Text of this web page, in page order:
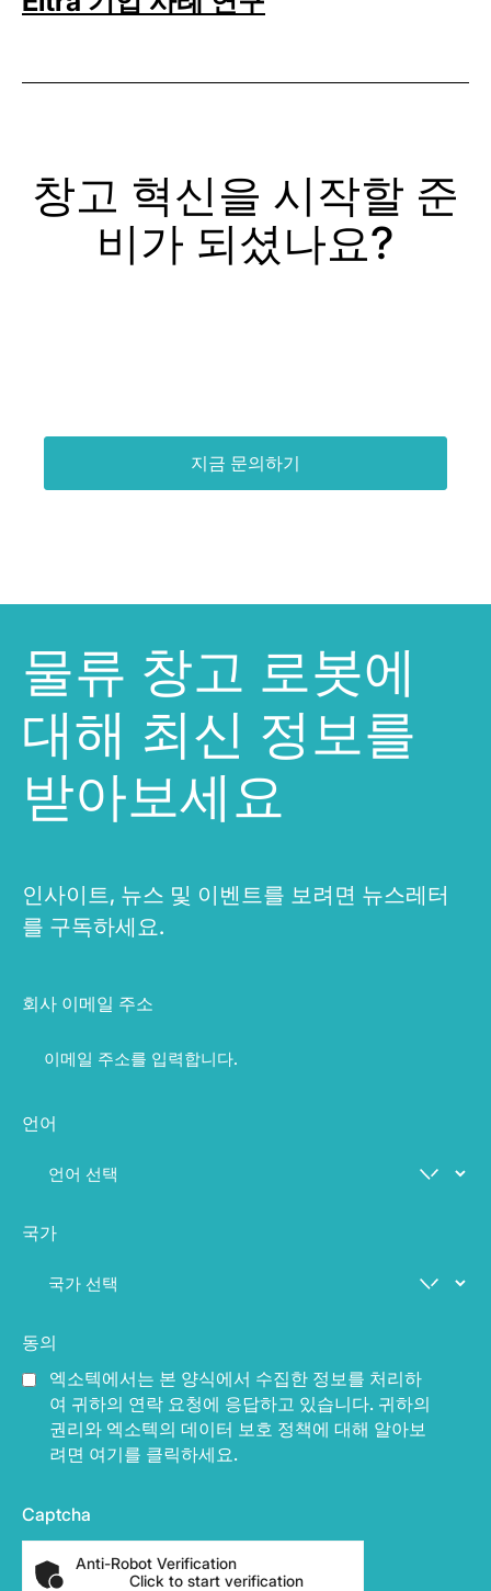
창고 혁신을 시작할 준
비가 되셨나요?
지금 문의하기
물류 창고 로봇에
대해 최신 정보를
받아보세요
인사이트, 뉴스 및 이벤트를 보려면 뉴스레터
를 구독하세요.
회사 이메일 주소
언어
국가
동의
엑소텍에서는 본 양식에서 수집한 정보를 처리하
여 귀하의 연락 요청에 응답하고 있습니다. 귀하의
권리와 엑소텍의 데이터 보호 정책에 대해 알아보
려면 여기를 클릭하세요.
Captcha
Anti-Robot Verification
Click to start verification